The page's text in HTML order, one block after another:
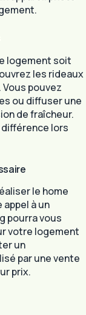
logement soit
les rideaux
pouvez
ou diffuser une
de fraîcheur.
lors
le home
à un
pourra vous
votre logement
un
par une vente
prix.